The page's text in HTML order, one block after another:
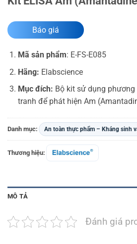
Báo giá
Mã sản phẩm: E-FS-E085
Hãng: Elabscience
Mục đích: Bộ kit sử dụng phương
tranh để phát hiện Am
Danh mục: An toàn thực phẩm – Kháng sinh
Thương hiệu:
MÔ TẢ
Đánh giá